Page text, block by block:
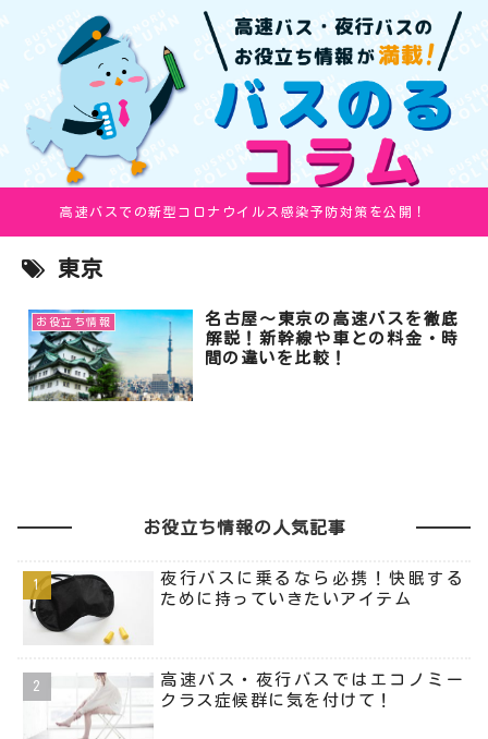
高速バスでの新型コロナウイルス感染予防対策を公開！
東京
お役立ち情報
名古屋～東京の高速バスを徹底
解説！新幹線や車との料金・時
間の違いを比較！
お役立ち情報の人気記事
夜行バスに乗るなら必携！快眠する
ために持っていきたいアイテム
高速バス・夜行バスではエコノミー
クラス症候群に気を付けて！